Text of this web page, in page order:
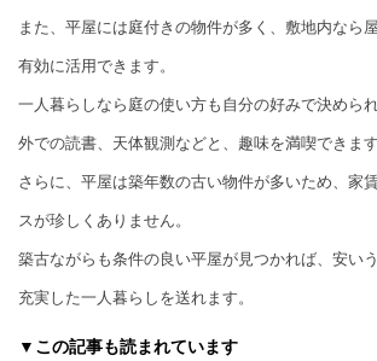
また、平屋には庭付きの物件が多く、敷地内なら
有効に活用できます。
一人暮らしなら庭の使い方も自分の好みで決めら
外での読書、天体観測などと、趣味を満喫できます
さらに、平屋は築年数の古い物件が多いため、家
スが珍しくありません。
築古ながらも条件の良い平屋が見つかれば、安い
充実した一人暮らしを送れます。
▼この記事も読まれています